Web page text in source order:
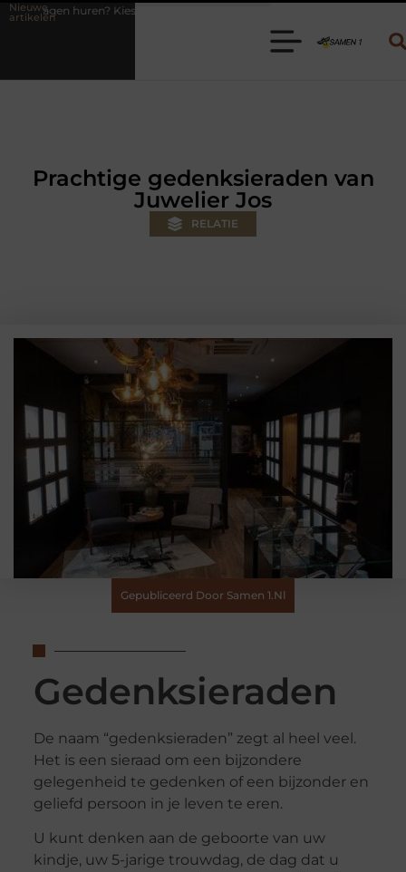
Nieuwe
artikelen
de juiste aanhanger voor jouw klus
Prachtige gedenksieraden van
Juwelier Jos
RELATIE
Gepubliceerd Door Samen 1.nl
Gedenksieraden
De naam “gedenksieraden” zegt al heel veel.
Het is een sieraad om een bijzondere
gelegenheid te gedenken of een bijzonder en
geliefd persoon in je leven te eren.
U kunt denken aan de geboorte van uw
kindje, uw 5-jarige trouwdag, de dag dat u